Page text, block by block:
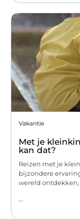
Vakantie
Met je
kan dat?
Reizen met je
bijzondere
wereld
...